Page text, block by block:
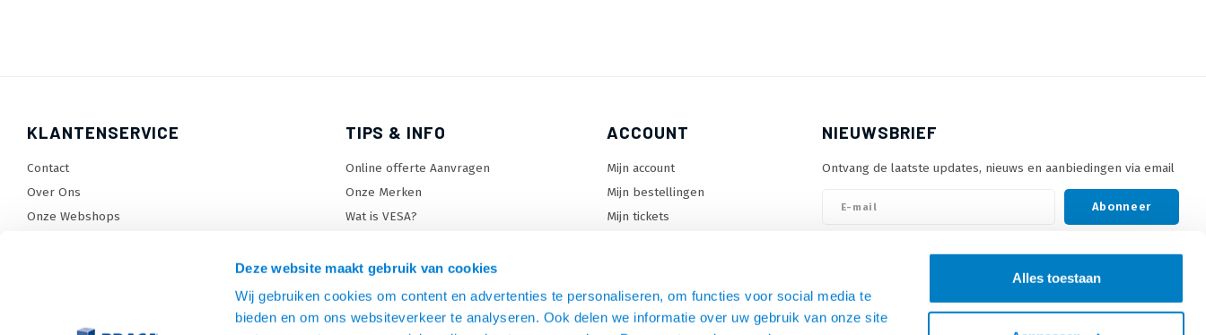
Deze website maakt gebruik van cookies
Wij gebruiken cookies om content en advertenties te personaliseren, om functies voor social media te
bieden en om ons websiteverkeer te analyseren. Ook delen we informatie over uw gebruik van onze site
Alles toestaan
KLANTENSERVICE
Contact
Over Ons
Onze Webshops
TIPS & INFO
Online offerte Aanvragen
Onze Merken
Wat is VESA?
TV standaard keuzehulp
TV lift keuzehulp
Monitorarm keuzehulp
ACCOUNT
Mijn account
Mijn bestellingen
Mijn tickets
NIEUWSBRIEF
Ontvang de laatste updates, nieuws en aanbiedingen via email
Abonneer